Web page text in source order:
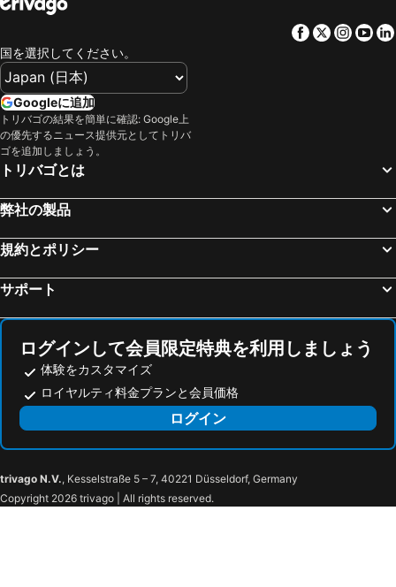
Hilton Milan
iH ホテルズ ミラノ ジョイア
アルマーニ ホテル ミラノ
Doria Grand Hotel
Hotel Galileo
Hotel Rio
ルーム メイト ジュリア
ホテル ラファエロ
Hotel Eva
ウナ ホテル クザー二
ホテル XXII マルゾー
ワールドホテル クリストフォロ コロンボ
7BA Hotel Milano
AXYHOTELS InnStyle Milano
ロキシー ホテル
Hotel Kennedy
Hotel Calimala Milano
Hotel Sanpi Milano
Hotel Brianza
Hotel Siena
NH ミラノ マキャヴェッリ
The Dream Suites Milano Centro
Hotel Teco
スターホテル リッツ
ホテル アテナ
Easylife - Suite in Porta Venezia
Via Breda 120
Brera
La Spezia Central Station
アレーナ・ディ・ヴェローナ
ジェノヴァ＝セストリ空港
Luzerner Rathaus
Genova in Tour
コモ湖
San Babila
Duomo Metro Station
Piazza della Vittoria
カペル橋
オーリオ・アル・セーリオ空港
旧市街
Mediolanum Forum
Wengen Bahnhof
Museo del Duomo di Milano
Stazione Milano Lambrate
Lotto - Fieramilanocity Metro Station
Hauptbahnhof Luzern
Sils Maria
Central Station
Porta Venezia Metro Station
Museo Civico di Storia Naturale
Galleria d'Arte Moderna
Giardini Pubblici Indro Montanelli
Villa Belgiojoso Bonaparte
Palestro Metro Station
Facebook
Twitter
国を選択してください。
Googleに追加
トリバゴの結果を簡単に確認: Google上
の優先するニュース提供元としてトリバ
ゴを追加しましょう。
トリバゴとは
弊社の製品
規約とポリシー
サポート
ログインして会員限定特典を利用しましょう
体験をカスタマイズ
ロイヤルティ料金プランと会員価格
ログイン
trivago N.V., Kesselstraße 5 – 7, 40221 Düsseldorf, Germany
Copyright 2026 trivago | All rights reserved.